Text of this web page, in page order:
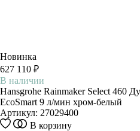
Новинка
627 110 ₽
В наличии
Hansgrohe Rainmaker Select 460
EcoSmart 9 л/мин хром-белый
Артикул: 27029400
В корзину